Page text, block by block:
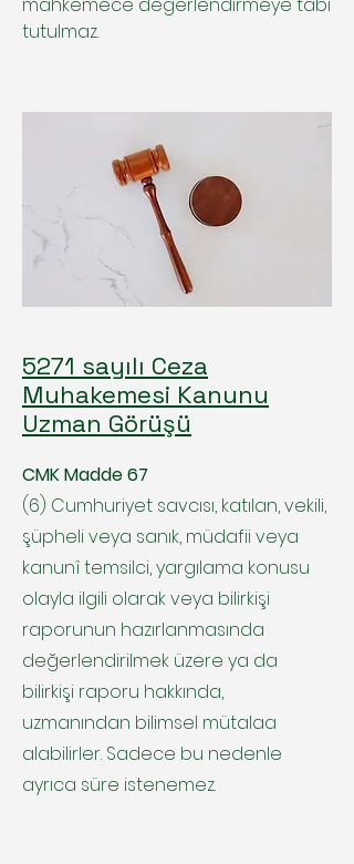
tutulmaz.
5271 sayılı Ceza
Muhakemesi Kanunu
Uzman Görüşü
CMK Madde 67
(6) Cumhuriyet savcısı, katılan, vekili,
şüpheli veya sanık, müdafii veya
kanunî temsilci, yargılama konusu
olayla ilgili olarak veya bilirkişi
raporunun hazırlanmasında
değerlendirilmek üzere ya da
bilirkişi raporu hakkında,
uzmanından bilimsel mütalaa
alabilirler. Sadece bu nedenle
ayrıca süre istenemez.